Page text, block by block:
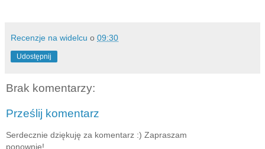
Recenzje na widelcu o 09:30
Udostępnij
Brak komentarzy:
Prześlij komentarz
Serdecznie dziękuję za komentarz :) Zapraszam
ponownie!